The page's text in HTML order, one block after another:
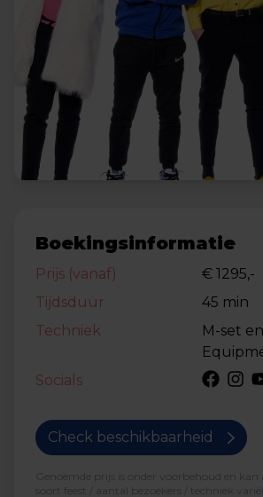
Boekingsinformatie
Prijs (vanaf)
€ 1295,-
Tijdsduur
45 min
Techniek
M-set
Socials
Check beschikbaarheid
Genoemde prijs is onder voorbehoud en kan
soort feest / aantal bezoekers / techniek